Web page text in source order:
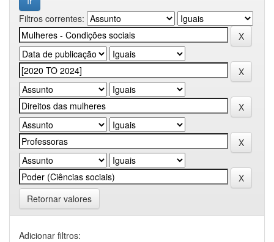
Filtros correntes:
Retornar valores
Adicionar filtros: